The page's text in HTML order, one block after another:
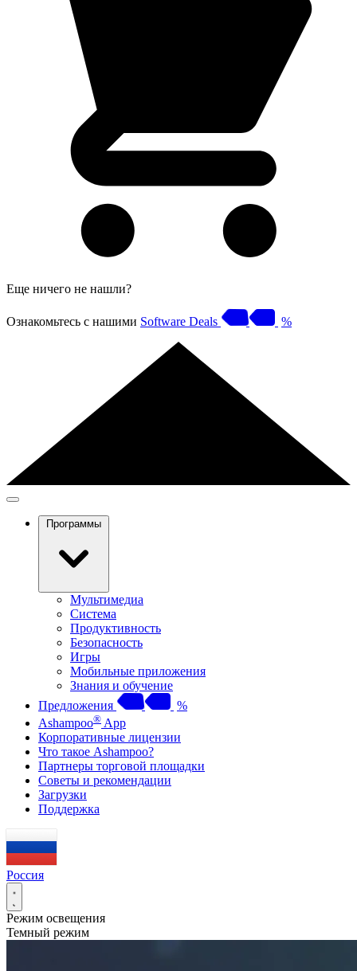
Еще ничего не нашли?
Ознакомьтесь с нашими Software Deals %
Программы
Мультимедиа
Система
Продуктивность
Безопасность
Игры
Мобильные приложения
Знания и обучение
Предложения
%
Ashampoo® App
Корпоративные лицензии
Что такое Ashampoo?
Партнеры торговой площадки
Советы и рекомендации
Загрузки
Поддержка
Россия
Режим освещения
Темный режим